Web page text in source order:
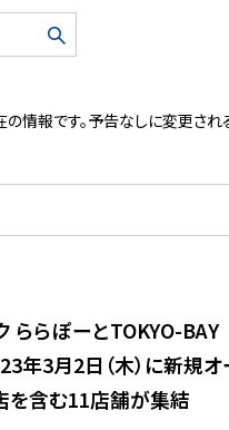
報です。予告なしに変更され
ららぽーとTOKYO-BAY
年3月2日（木）に新規オ
を含む11店舗が集結